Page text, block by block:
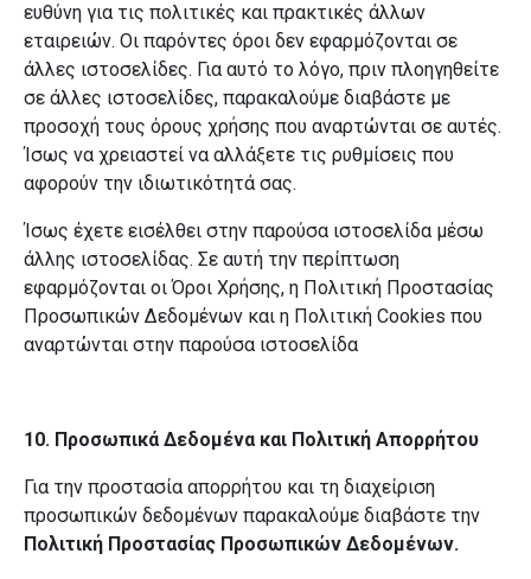
ευθύνη για τις πολιτικές και πρακτικές άλλων
εταιρειών. Οι παρόντες όροι δεν εφαρμόζονται σε
άλλες ιστοσελίδες. Για αυτό το λόγο, πριν πλοηγηθείτε
σε άλλες ιστοσελίδες, παρακαλούμε διαβάστε με
προσοχή τους όρους χρήσης που αναρτώνται σε αυτές.
Ίσως να χρειαστεί να αλλάξετε τις ρυθμίσεις που
αφορούν την ιδιωτικότητά σας.
Ίσως έχετε εισέλθει στην παρούσα ιστοσελίδα μέσω
άλλης ιστοσελίδας. Σε αυτή την περίπτωση
εφαρμόζονται οι Όροι Χρήσης, η Πολιτική Προστασίας
Προσωπικών Δεδομένων και η Πολιτική Cookies που
αναρτώνται στην παρούσα ιστοσελίδα
10. Προσωπικά Δεδομένα και Πολιτική Απορρήτου
Για την προστασία απορρήτου και τη διαχείριση
προσωπικών δεδομένων παρακαλούμε διαβάστε την
Πολιτική Προστασίας Προσωπικών Δεδομένων.